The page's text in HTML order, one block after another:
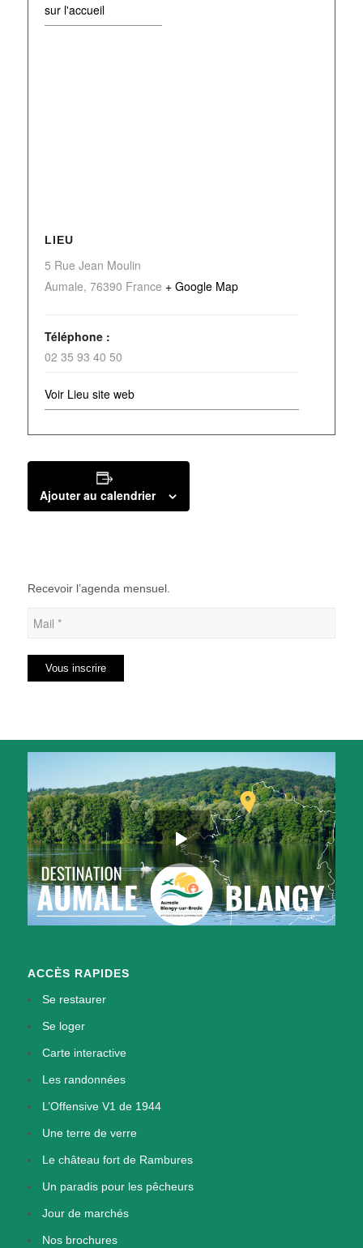
sur l'accueil
LIEU
5 Rue Jean Moulin
Aumale, 76390 France + Google Map
Téléphone :
02 35 93 40 50
Voir Lieu site web
Ajouter au calendrier
Recevoir l’agenda mensuel.
ACCÈS RAPIDES
Se restaurer
Se loger
Carte interactive
Les randonnées
L’Offensive V1 de 1944
Une terre de verre
Le château fort de Rambures
Un paradis pour les pêcheurs
Jour de marchés
Nos brochures